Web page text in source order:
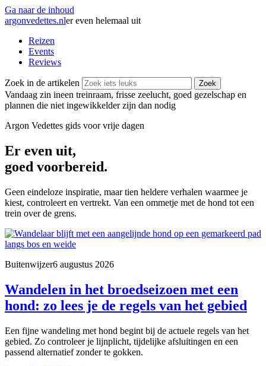
Ga naar de inhoud
argonvedettes.nler even helemaal uit
Reizen
Events
Reviews
Zoek in de artikelen Zoek
Vandaag zin ineen treinraam, frisse zeelucht, goed gezelschap en
plannen die niet ingewikkelder zijn dan nodig
Argon Vedettes gids voor vrije dagen
Er even uit,
goed voorbereid.
Geen eindeloze inspiratie, maar tien heldere verhalen waarmee je
kiest, controleert en vertrekt. Van een ommetje met de hond tot een
trein over de grens.
Buitenwijzer6 augustus 2026
Wandelen in het broedseizoen met een
hond: zo lees je de regels van het gebied
Een fijne wandeling met hond begint bij de actuele regels van het
gebied. Zo controleer je lijnplicht, tijdelijke afsluitingen en een
passend alternatief zonder te gokken.